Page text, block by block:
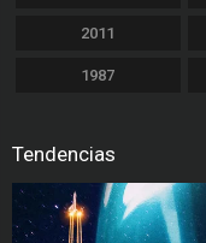
2011
1987
Tendencias